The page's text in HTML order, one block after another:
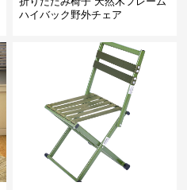
ハイバック野外チェア